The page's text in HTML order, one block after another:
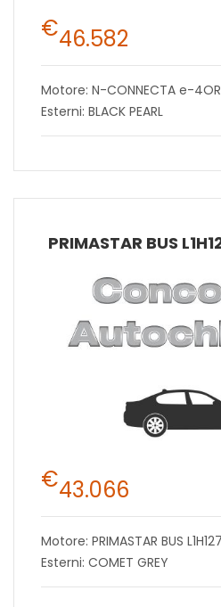
€46.582
Motore: N-CONNECTA e-
Esterni: BLACK PEARL
PRIMASTAR BUS
€43.066
Motore: PRIMASTAR BUS
Esterni: COMET GREY